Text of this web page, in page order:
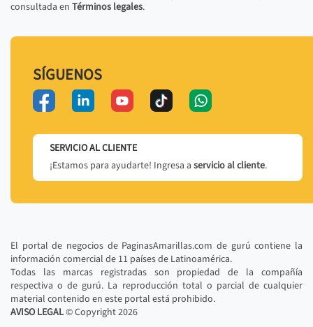
consultada en Términos legales.
SÍGUENOS
SERVICIO AL CLIENTE
¡Estamos para ayudarte! Ingresa a servicio al cliente.
El portal de negocios de PaginasAmarillas.com de gurú contiene la
información comercial de 11 países de Latinoamérica.
Todas las marcas registradas son propiedad de la compañía
respectiva o de gurú. La reproducción total o parcial de cualquier
material contenido en este portal está prohibido.
AVISO LEGAL© Copyright2026